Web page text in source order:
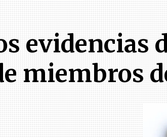
evidencias
miembros